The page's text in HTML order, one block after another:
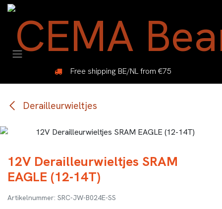
Overslaan naar inhoud
Free shipping BE/NL from €75
Derailleurwieltjes
12V Derailleurwieltjes SRAM
EAGLE (12-14T)
SRC-JW-B024E-SS